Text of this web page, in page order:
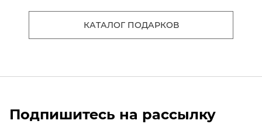
КАТАЛОГ ПОДАРКОВ
Подпишитесь на рассылку